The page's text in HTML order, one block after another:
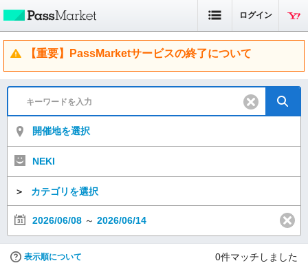
ログイン
【重要】PassMarketサービスの終了について
開催地を選択
NEKI
＞ カテゴリを選択
2026/06/08 ～ 2026/06/14
表示順について 0件マッチしました